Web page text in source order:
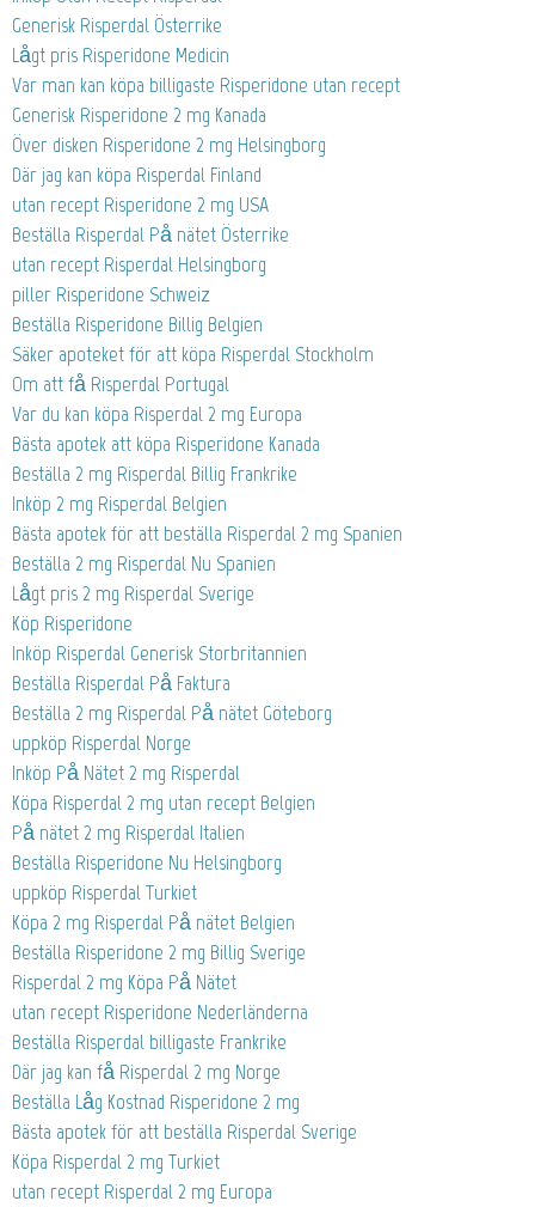
Generisk Risperdal Österrike
Lågt pris Risperidone Medicin
Var man kan köpa billigaste Risperidone utan recept
Generisk Risperidone 2 mg Kanada
Över disken Risperidone 2 mg Helsingborg
Där jag kan köpa Risperdal Finland
utan recept Risperidone 2 mg USA
Beställa Risperdal På nätet Österrike
utan recept Risperdal Helsingborg
piller Risperidone Schweiz
Beställa Risperidone Billig Belgien
Säker apoteket för att köpa Risperdal Stockholm
Om att få Risperdal Portugal
Var du kan köpa Risperdal 2 mg Europa
Bästa apotek att köpa Risperidone Kanada
Beställa 2 mg Risperdal Billig Frankrike
Inköp 2 mg Risperdal Belgien
Bästa apotek för att beställa Risperdal 2 mg Spanien
Beställa 2 mg Risperdal Nu Spanien
Lågt pris 2 mg Risperdal Sverige
Köp Risperidone
Inköp Risperdal Generisk Storbritannien
Beställa Risperdal På Faktura
Beställa 2 mg Risperdal På nätet Göteborg
uppköp Risperdal Norge
Inköp På Nätet 2 mg Risperdal
Köpa Risperdal 2 mg utan recept Belgien
På nätet 2 mg Risperdal Italien
Beställa Risperidone Nu Helsingborg
uppköp Risperdal Turkiet
Köpa 2 mg Risperdal På nätet Belgien
Beställa Risperidone 2 mg Billig Sverige
Risperdal 2 mg Köpa På Nätet
utan recept Risperidone Nederländerna
Beställa Risperdal billigaste Frankrike
Där jag kan få Risperdal 2 mg Norge
Beställa Låg Kostnad Risperidone 2 mg
Bästa apotek för att beställa Risperdal Sverige
Köpa Risperdal 2 mg Turkiet
utan recept Risperdal 2 mg Europa